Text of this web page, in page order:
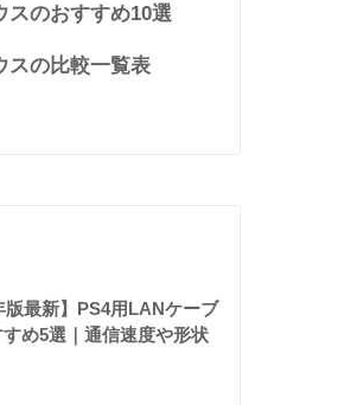
スのおすすめ10選
スの比較一覧表
版最新】PS4用LANケーブ
め5選｜通信速度や形状